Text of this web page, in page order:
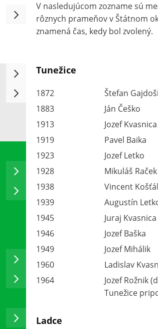
V nasledujúcom zozname sú
rôznych prameňov v Štátnom
znamená čas, kedy bol zvolený.
Tunežice
1872
Štefan
1883
Ján Češko
1913
Jozef Kvasnica
1919
Pavel Baika
1923
Jozef Letko
1928
Mikuláš Raček
1938
Vincent Košťál
1939
Augustín
1945
Juraj Kvasnica
1946
Jozef Baška
1949
Jozef Mihálik
1960
Ladislav
1964
Jozef Rožnik
Tunežice
Ladce